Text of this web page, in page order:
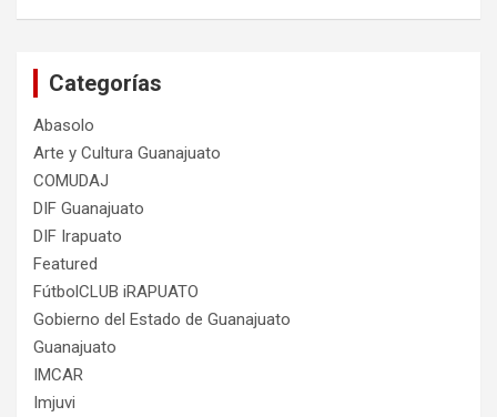
Categorías
Abasolo
Arte y Cultura Guanajuato
COMUDAJ
DIF Guanajuato
DIF Irapuato
Featured
FútbolCLUB iRAPUATO
Gobierno del Estado de Guanajuato
Guanajuato
IMCAR
Imjuvi